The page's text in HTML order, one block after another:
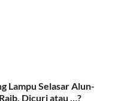
Lampu Selasar Alun-
Dicuri atau …?